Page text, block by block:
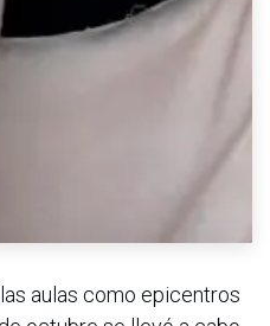
aulas como epicentros